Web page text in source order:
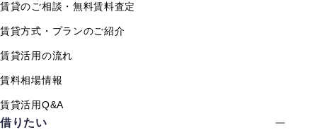
賃貸のご相談・無料賃料査定
賃貸方式・プランのご紹介
賃貸活用の流れ
賃料相場情報
賃貸活用Q&A
借りたい